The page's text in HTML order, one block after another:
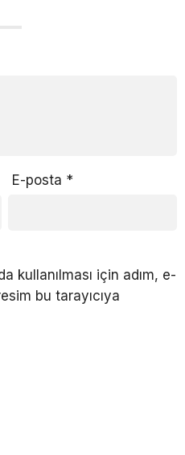
E-posta *
kullanılması için adım, e-
bu tarayıcıya